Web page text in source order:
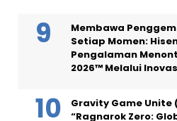
Membawa
Setiap Momen:
Pengalaman
2026™ Melalui
Gravity Game Unite
“Ragnarok Zero: